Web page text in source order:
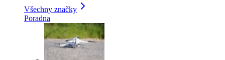
Všechny značky
Poradna